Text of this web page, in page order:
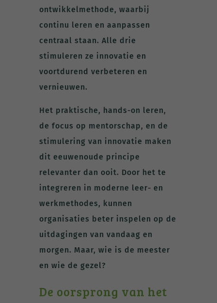
ontwikkelmethode, waarbij
continu leren en aanpassen
centraal staan. Alle drie
stimuleren ze innovatie en
voortdurend verbeteren en
vernieuwen.
Het praktische, hands-on leren,
de focus op mentorschap, en de
stimulering van innovatie maken
dit eeuwenoude principe
relevanter dan ooit. Door het te
integreren in moderne leer- en
werkmethodes, kunnen
organisaties beter inspelen op de
uitdagingen van vandaag en
morgen. Maar, wie is de meester
en wie de gezel?
De oorsprong van het